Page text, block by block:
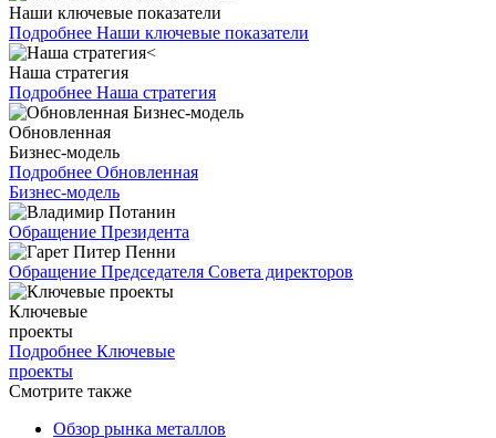
Наши ключевые показатели
Подробнее Наши ключевые показатели
Наша стратегия
Подробнее Наша стратегия
Обновленная
Бизнес-модель
Подробнее Обновленная
Бизнес-модель
Обращение Президента
Обращение Председателя Совета директоров
Ключевые
проекты
Подробнее Ключевые
проекты
Смотрите также
Обзор рынка металлов